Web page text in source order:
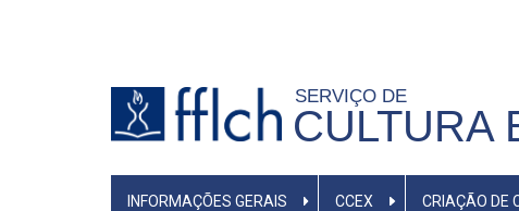
SERVIÇO DE
CULTURA
MENU
INFORMAÇÕES GERAIS CCEX CRIAÇÃO DE